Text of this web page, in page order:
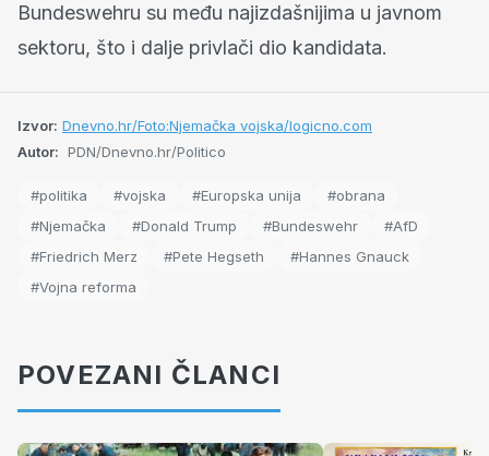
Bundeswehru su među najizdašnijima u javnom
sektoru, što i dalje privlači dio kandidata.
Izvor: Dnevno.hr/Foto:Njemačka vojska/logicno.com
Autor: PDN/Dnevno.hr/Politico
#politika #vojska #Europska unija
#obrana
#Njemačka
#Donald Trump #Bundeswehr
#AfD
#Friedrich Merz
#Pete Hegseth
#Hannes Gnauck
#Vojna reforma
POVEZANI ČLANCI